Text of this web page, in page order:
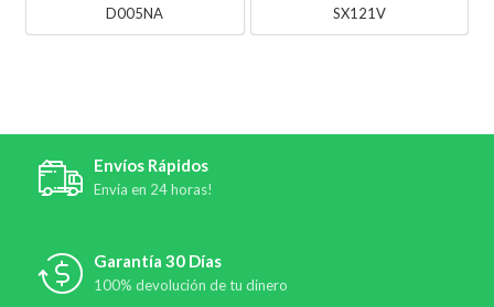
D005NA
SX121V
Envíos Rápidos
Envía en 24 horas!
Garantía 30 Días
100% devolución de tu dinero